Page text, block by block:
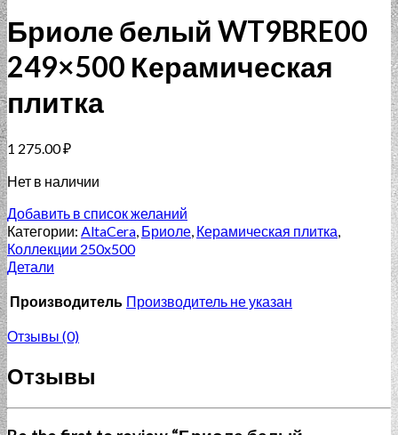
Бриоле белый WT9BRE00
249×500 Керамическая
плитка
1 275.00₽
Нет в наличии
Добавить в список желаний
Категории: AltaCera, Бриоле, Керамическая плитка,
Коллекции 250x500
Детали
Производитель Производитель не указан
Отзывы (0)
Отзывы